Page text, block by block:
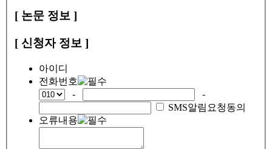
[ 논문 정보 ]
[ 신청자 정보 ]
아이디
전화번호
-
-
SMS알림요청동의
오류내용